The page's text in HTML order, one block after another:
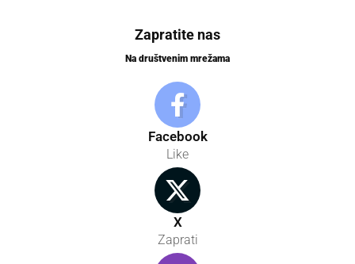
Zapratite nas
Na društvenim mrežama
Facebook
Like
X
Zaprati